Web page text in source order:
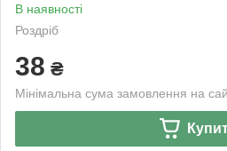
В наявності
Роздріб
38 ₴
Мінімальна сума замовлення на